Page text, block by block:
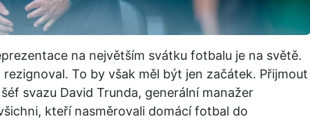
na největším svátku fotbalu je na světě.
To by však měl být jen začátek. Přijmout
svazu David Trunda, generální manažer
kteří nasměrovali domácí fotbal do